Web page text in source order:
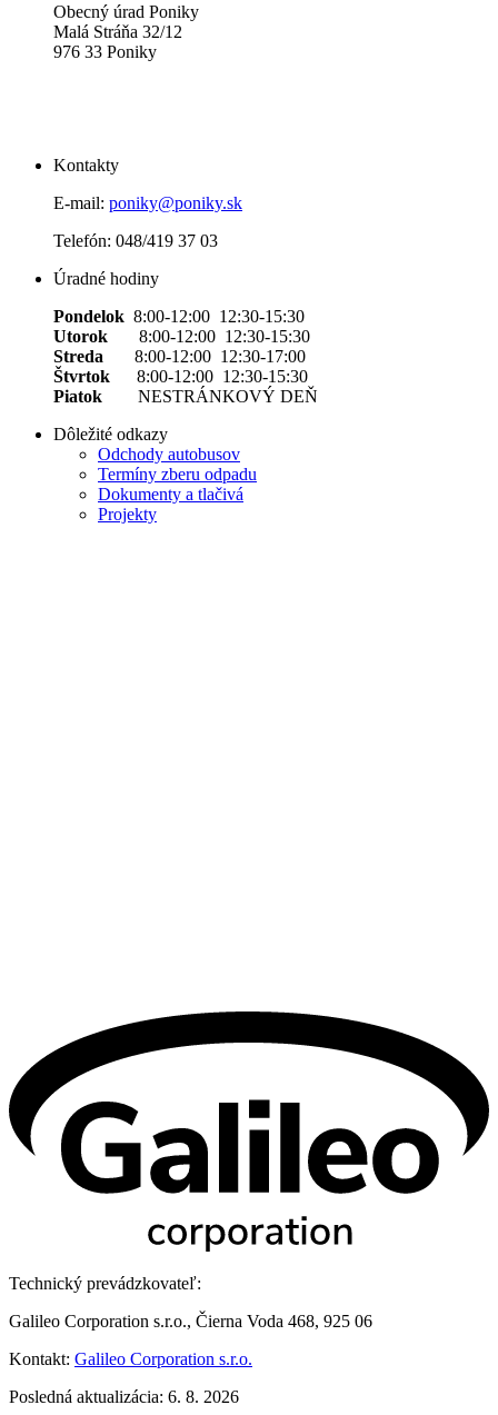
Obecný úrad Poniky
Malá Stráňa 32/12
976 33 Poniky
Kontakty
E-mail: poniky@poniky.sk
Telefón: 048/419 37 03
Úradné hodiny
Pondelok 8:00-12:00 12:30-15:30
Utorok 8:00-12:00 12:30-15:30
Streda 8:00-12:00 12:30-17:00
Štvrtok
8:00-12:00 12:30-15:30
Piatok NESTRÁNKOVÝ DEŇ
Dôležité odkazy
Odchody autobusov
Termíny zberu odpadu
Dokumenty a tlačivá
Projekty
Technický prevádzkovateľ:
Galileo Corporation s.r.o., Čierna Voda 468, 925 06
Kontakt: Galileo Corporation s.r.o.
Posledná aktualizácia: 6. 8. 2026